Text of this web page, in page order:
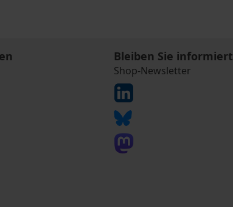
Bleiben Sie informiert
Shop-Newsletter